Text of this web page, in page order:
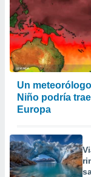
Un
Niño podría
Europa